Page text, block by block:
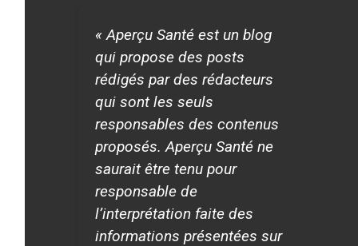
« Aperçu Santé est un blog
qui propose des posts
rédigés par des rédacteurs
qui sont les seuls
responsables des contenus
proposés. Aperçu Santé ne
saurait être tenu pour
responsable de
l’interprétation faite des
informations présentées sur